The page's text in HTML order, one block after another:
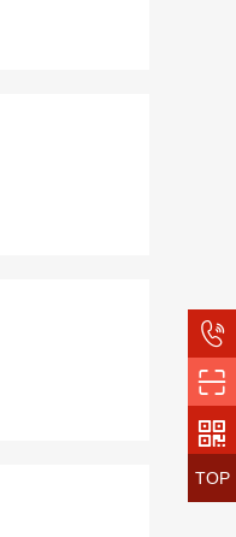



TOP